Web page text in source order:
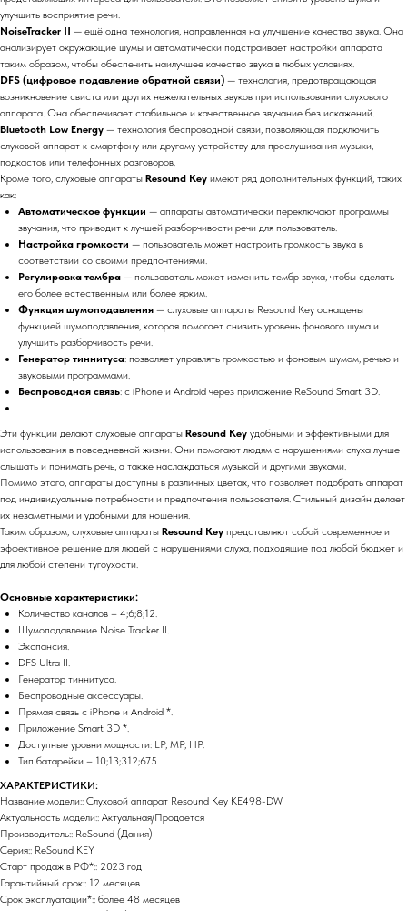
улучшить восприятие речи.
NoiseTracker II — ещё одна технология, направленная на улучшение качества звука. Она
анализирует окружающие шумы и автоматически подстраивает настройки аппарата
таким образом, чтобы обеспечить наилучшее качество звука в любых условиях.
DFS (цифровое подавление обратной связи) — технология, предотвращающая
возникновение свиста или других нежелательных звуков при использовании слухового
аппарата. Она обеспечивает стабильное и качественное звучание без искажений.
Bluetooth Low Energy — технология беспроводной связи, позволяющая подключить
слуховой аппарат к смартфону или другому устройству для прослушивания музыки,
подкастов или телефонных разговоров.
Кроме того, слуховые аппараты Resound Key имеют ряд дополнительных функций, таких
как:
Автоматическое функции — аппараты автоматически переключают программы
звучания, что приводит к лучшей разборчивости речи для пользователь.
Настройка громкости — пользователь может настроить громкость звука в
соответствии со своими предпочтениями.
Регулировка тембра — пользователь может изменить тембр звука, чтобы сделать
его более естественным или более ярким.
Функция шумоподавления — слуховые аппараты Resound Key оснащены
функцией шумоподавления, которая помогает снизить уровень фонового шума и
улучшить разборчивость речи.
Генератор тиннитуса: позволяет управлять громкостью и фоновым шумом, речью и
звуковыми программами.
Беспроводная связь: с iPhone и Android через приложение ReSound Smart 3D.
Эти функции делают слуховые аппараты Resound Key удобными и эффективными для
использования в повседневной жизни. Они помогают людям с нарушениями слуха лучше
слышать и понимать речь, а также наслаждаться музыкой и другими звуками.
Помимо этого, аппараты доступны в различных цветах, что позволяет подобрать аппарат
под индивидуальные потребности и предпочтения пользователя. Стильный дизайн делает
их незаметными и удобными для ношения.
Таким образом, слуховые аппараты Resound Key представляют собой современное и
эффективное решение для людей с нарушениями слуха, подходящие под любой бюджет и
для любой степени тугоухости.
Основные характеристики:
Количество каналов – 4;6;8;12.
Шумоподавление Noise Tracker II.
Экспансия.
DFS Ultra II.
Генератор тиннитуса.
Беспроводные аксессуары.
Прямая связь с iPhone и Android *.
Приложение Smart 3D *.
Доступные уровни мощности: LP, MP, HP.
Тип батарейки – 10;13;312;675
ХАРАКТЕРИСТИКИ:
Название модели:: Слуховой аппарат Resound Key KE498-DW
Актуальность модели:: Актуальная/Продается
Производитель:: ReSound (Дания)
Серия:: ReSound KEY
Старт продаж в РФ*:: 2023 год
Гарантийный срок:: 12 месяцев
Срок эксплуатации*:: более 48 месяцев